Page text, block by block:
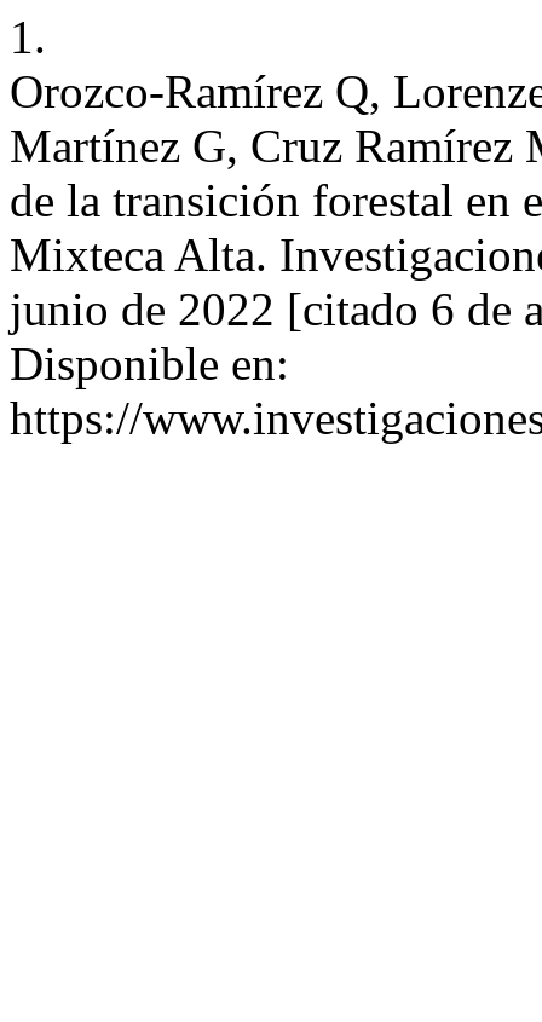
1.
Orozco-Ramírez Q,
Martínez G, Cruz Ramírez
de la transición forestal en
Mixteca Alta.
junio de 2022 [citado 6 de
Disponible en:
https://